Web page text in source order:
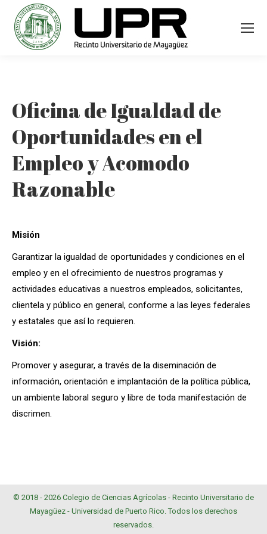
Oficina de Igualdad de
Oportunidades en el
Empleo y Acomodo
Razonable
Misión
Garantizar la igualdad de oportunidades y condiciones en el
empleo y en el ofrecimiento de nuestros programas y
actividades educativas a nuestros empleados, solicitantes,
clientela y público en general, conforme a las leyes federales
y estatales que así lo requieren.
Visión:
Promover y asegurar, a través de la diseminación de
información, orientación e implantación de la política pública,
un ambiente laboral seguro y libre de toda manifestación de
discrimen.
© 2018 - 2026 Colegio de Ciencias Agrícolas - Recinto Universitario de
Mayagüez - Universidad de Puerto Rico. Todos los derechos
reservados.